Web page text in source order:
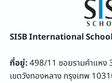
SISB International
ที่อยู่:498/11 ซอยรามคำแหง
เขตวังทองหลาง กรุงเทพ